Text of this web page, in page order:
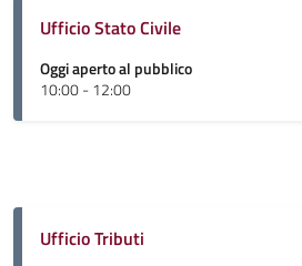
Ufficio Stato Civile
Oggi aperto al pubblico
10:00 - 12:00
Ufficio Tributi